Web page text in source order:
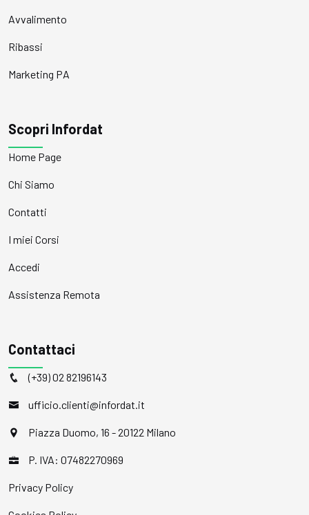
Avvalimento
Ribassi
Marketing PA
Scopri Infordat
Home Page
Chi Siamo
Contatti
I miei Corsi
Accedi
Assistenza Remota
Contattaci
(+39) 02 82196143
ufficio.clienti@infordat.it
Piazza Duomo, 16 - 20122 Milano
P. IVA: 07482270969
Privacy Policy